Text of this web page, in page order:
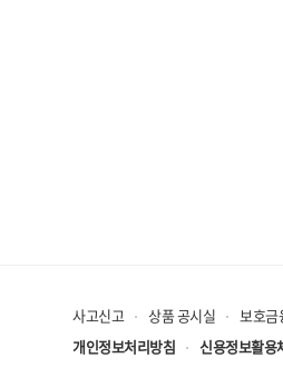
사고신고 상품 공시실 보호금
개인정보처리방침
신용정보활용